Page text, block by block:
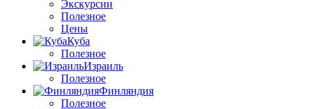
Экскурсии
Полезное
Цены
Куба
Полезное
Израиль
Полезное
Финляндия
Полезное